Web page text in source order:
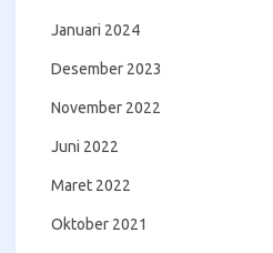
Januari 2024
Desember 2023
November 2022
Juni 2022
Maret 2022
Oktober 2021